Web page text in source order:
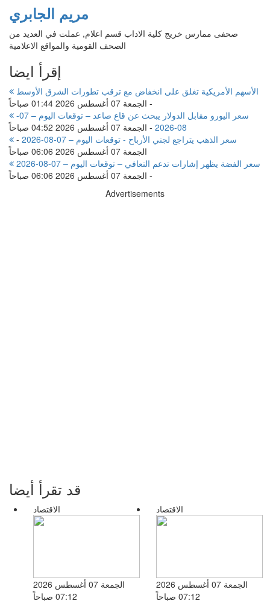
مريم الجابري
صحفى ممارس خريج كلية الاداب قسم اعلام, عملت في العديد من
الصحف القومية والمواقع الاعلامية
إقرأ ايضا
الأسهم الأمريكية تغلق على انخفاض مع ترقب تطورات الشرق الأوسط
- الجمعة 07 أغسطس 2026 01:44 صباحاً
08-2026
- الجمعة 07 أغسطس 2026 04:52 صباحاً
سعر الذهب يتراجع لجني الأرباح - توقعات اليوم – 07-08-2026
-
الجمعة 07 أغسطس 2026 06:06 صباحاً
سعر الفضة يظهر إشارات تدعم التعافي – توقعات اليوم – 07-08-2026
- الجمعة 07 أغسطس 2026 06:06 صباحاً
Advertisements
قد تقرأ أيضا
الاقتصاد
الجمعة 07 أغسطس 2026
07:12 صباحاً
الاقتصاد
الجمعة 07 أغسطس 2026
07:12 صباحاً